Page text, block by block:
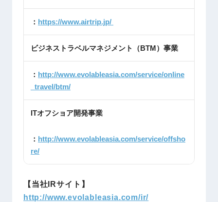
： https://www.airtrip.jp/
ビジネストラベルマネジメント（BTM）事業
： http://www.evolableasia.com/service/online
_travel/btm/
ITオフショア開発事業
： http://www.evolableasia.com/service/offsho
re/
【当社IRサイト】
http://www.evolableasia.com/ir/